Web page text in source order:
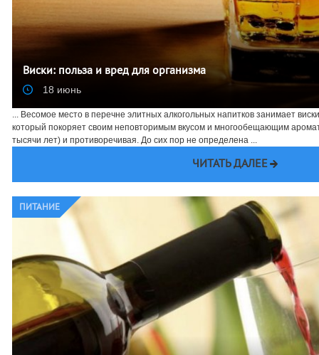
Виски: польза и вред для организма
18 июнь
... Весомое место в перечне элитных алкогольных напитков занимает
который покоряет своим неповторимым вкусом и многообещающим
тысячи лет) и противоречивая. До сих пор не определена ...
ЧИТАТЬ ДАЛЕЕ
ПИТАНИЕ